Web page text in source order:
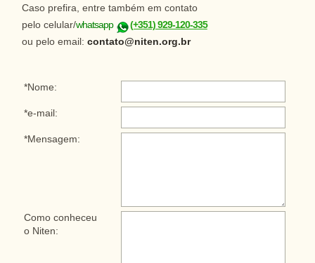
Caso prefira, entre também em contato
pelo celular/whatsapp
(+351) 929-120-335
ou pelo email: contato@niten.org.br
*Nome:
*e-mail:
*Mensagem:
Como conheceu
o Niten: